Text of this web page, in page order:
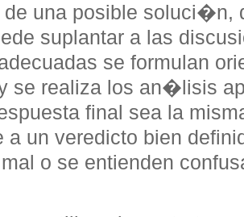
una posible soluci�n,
suplantar a las
se formulan
se realiza los an�lisis
final sea la
un veredicto bien
o se entienden